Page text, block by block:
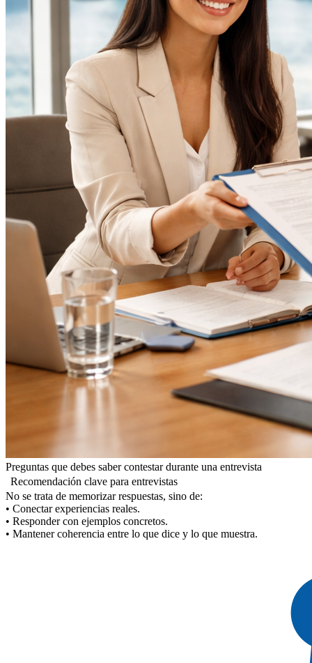
Preguntas que debes saber contestar durante una entrevista
Recomendación clave para entrevistas
No se trata de memorizar respuestas, sino de:
• Conectar experiencias reales.
• Responder con ejemplos concretos.
• Mantener coherencia entre lo que dice y lo que muestra.